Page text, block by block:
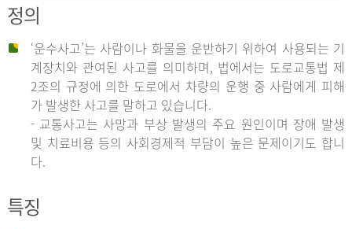
정의
‘운수사고’는 사람이나 화물을 운반하기 위하여 사용되는 기
계장치와 관여된 사고를 의미하며, 법에서는 도로교통법 제
2조의 규정에 의한 도로에서 차량의 운행 중 사람에게 피해
가 발생한 사고를 말하고 있습니다.
- 교통사고는 사망과 부상 발생의 주요 원인이며 장애 발생
및 치료비용 등의 사회경제적 부담이 높은 문제이기도 합니
다.
특징